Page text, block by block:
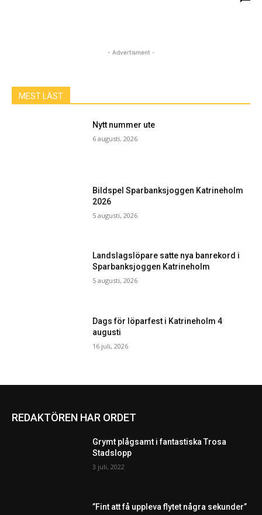
- Advertisment -
MEST LÄST
Nytt nummer ute
6 augusti, 2026
Bildspel Sparbanksjoggen Katrineholm
2026
5 augusti, 2026
Landslagslöpare satte nya banrekord i
Sparbanksjoggen Katrineholm
5 augusti, 2026
Dags för löparfest i Katrineholm 4
augusti
16 juli, 2026
REDAKTÖREN HAR ORDET
Grymt plågsamt i fantastiska Trosa
Stadslopp
3 juli, 2022
”Fint att få uppleva flytet några sekunder”